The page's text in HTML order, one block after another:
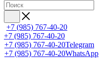
+7 (985) 767-40-20
+7 (985) 767-40-20
+7 (985) 767-40-20Telegram
+7 (985) 767-40-20WhatsApp